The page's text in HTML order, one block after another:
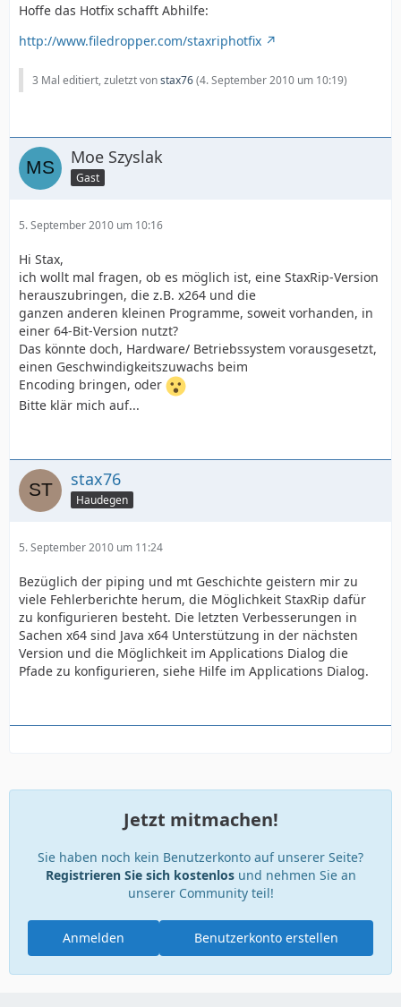
Hoffe das Hotfix schafft Abhilfe:
http://www.filedropper.com/staxriphotfix
3 Mal editiert, zuletzt vonstax76(4. September 2010 um 10:19)
Moe Szyslak
Gast
5. September 2010 um 10:16
Hi Stax,
ich wollt mal fragen, ob es möglich ist, eine StaxRip-Version
herauszubringen, die z.B. x264 und die
ganzen anderen kleinen Programme, soweit vorhanden, in
einer 64-Bit-Version nutzt?
Das könnte doch, Hardware/ Betriebssystem vorausgesetzt,
einen Geschwindigkeitszuwachs beim
Encoding bringen, oder
Bitte klär mich auf...
stax76
Haudegen
5. September 2010 um 11:24
Bezüglich der piping und mt Geschichte geistern mir zu
viele Fehlerberichte herum, die Möglichkeit StaxRip dafür
zu konfigurieren besteht. Die letzten Verbesserungen in
Sachen x64 sind Java x64 Unterstützung in der nächsten
Version und die Möglichkeit im Applications Dialog die
Pfade zu konfigurieren, siehe Hilfe im Applications Dialog.
Jetzt mitmachen!
Sie haben noch kein Benutzerkonto auf unserer Seite?
Registrieren Sie sich kostenlosund nehmen Sie an
unserer Community teil!
Benutzerkonto erstellen
Anmelden